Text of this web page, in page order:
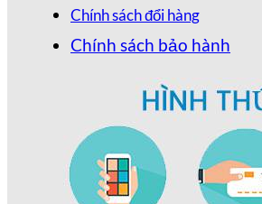
Chính sách đổi hàng
Chính sách bảo hành